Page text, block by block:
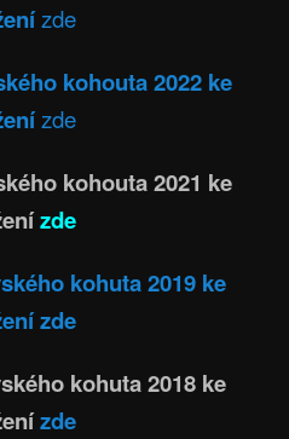
zde
kohouta 2022 ke
zde
kohouta 2021 ke
zde
kohuta 2019 ke
zde
kohuta 2018 ke
zde